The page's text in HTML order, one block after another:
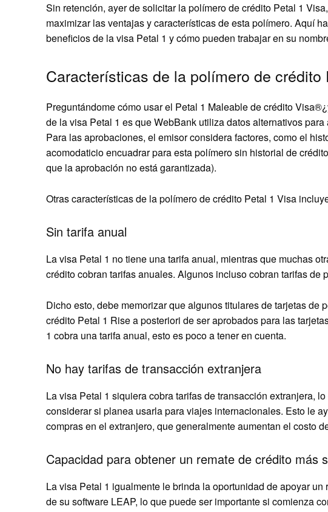
Sin retención, ayer de solicitar la polímero de crédito Petal 1
maximizar las ventajas y características de esta polímero. Aquí
beneficios de la visa Petal 1 y cómo pueden trabajar en su
Características de la polímero de crédito
Preguntándome cómo usar el Petal 1 Maleable de crédito Visa®
de la visa Petal 1 es que WebBank utiliza datos alternativos
Para las aprobaciones, el emisor considera factores, como el
acomodaticio encuadrar para esta polímero sin historial de
que la aprobación no está garantizada).
Otras características de la polímero de crédito Petal 1 Visa
Sin tarifa anual
La visa Petal 1 no tiene una tarifa anual, mientras que muchas
crédito cobran tarifas anuales. Algunos incluso cobran tarifas de
Dicho esto, debe memorizar que algunos titulares de tarjetas de
crédito Petal 1 Rise a posteriori de ser aprobados para las
1 cobra una tarifa anual, esto es poco a tener en cuenta.
No hay tarifas de transacción extranjera
La visa Petal 1 siquiera cobra tarifas de transacción extranjera,
considerar si planea usarla para viajes internacionales. Esto le
compras en el extranjero, que generalmente aumentan el costo
Capacidad para obtener un remate de crédito más
La visa Petal 1 igualmente le brinda la oportunidad de apoyar
de su software LEAP, lo que puede ser importante si comienza